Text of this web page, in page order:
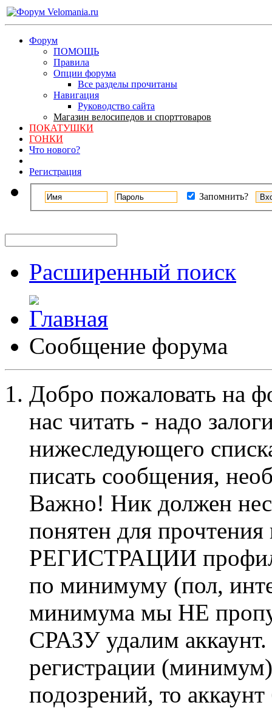
Форум
ПОМОЩЬ
Правила
Опции форума
Все разделы прочитаны
Навигация
Руководство сайта
Магазин велосипедов и спорттоваров
ПОКАТУШКИ
ГОНКИ
Что нового?
Регистрация
Запомнить?
Расширенный поиск
Сообщение форума
Добро пожаловать на
нас читать - надо
нижеследующего
писать сообщения,
Важно! Ник должен
понятен для
РЕГИСТРАЦИИ профиль
по минимуму (пол,
минимума мы НЕ
СРАЗУ удалим
регистрации
подозрений, то